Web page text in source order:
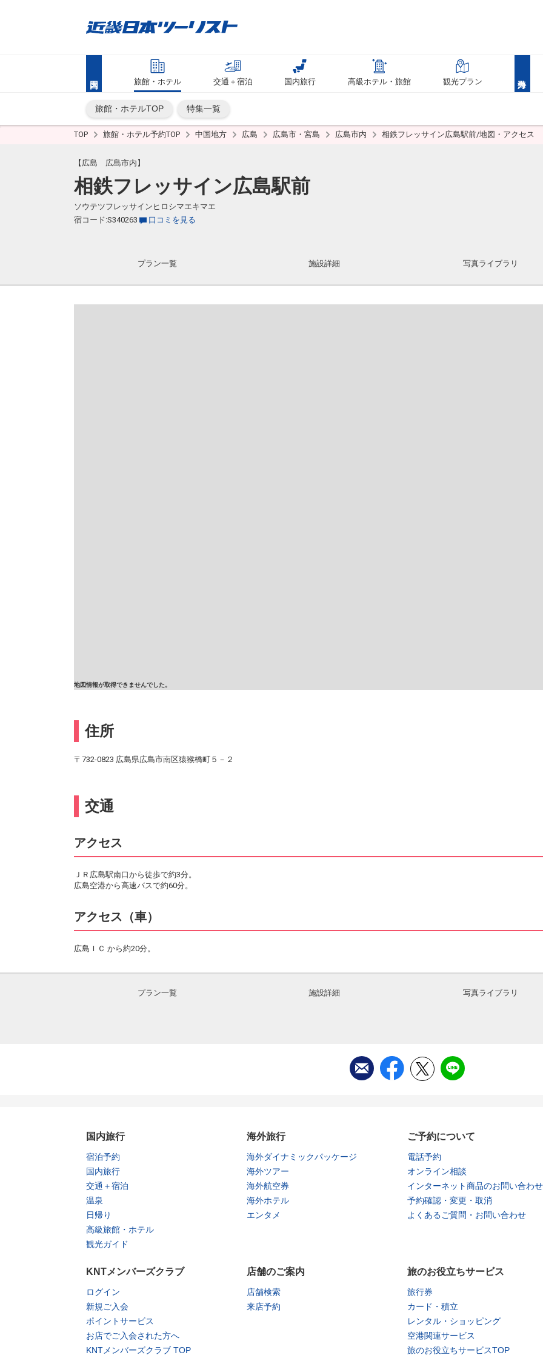
旅館・ホテル 交通＋宿泊 国内旅行 高級ホテル・旅館 観光プラン
旅館・ホテルTOP 特集一覧
TOP 旅館・ホテル予約TOP 中国地方 広島 広島市・宮島 広島市内 相鉄フレッサイン広島駅前/地図・アクセス
【広島 広島市内】
相鉄フレッサイン広島駅前
ソウテツフレッサインヒロシマエキマエ
宿コード:S340263
口コミを見る
プラン一覧 施設詳細 写真ライブラリ
地図情報が取得できませんでした。
住所
〒732-0823 広島県広島市南区猿猴橋町５－２
交通
アクセス
ＪＲ広島駅南口から徒歩で約3分。
広島空港から高速バスで約60分。
アクセス（車）
広島ＩＣ から約20分。
プラン一覧 施設詳細 写真ライブラリ
国内旅行
宿泊予約
国内旅行
交通＋宿泊
温泉
日帰り
高級旅館・ホテル
観光ガイド
海外旅行
海外ダイナミックパッケージ
海外ツアー
海外航空券
海外ホテル
エンタメ
ご予約について
電話予約
オンライン相談
インターネット商品のお問い合わせ
予約確認・変更・取消
よくあるご質問・お問い合わせ
KNTメンバーズクラブ
ログイン
新規ご入会
ポイントサービス
お店でご入会された方へ
KNTメンバーズクラブ TOP
店舗のご案内
店舗検索
来店予約
旅のお役立ちサービス
旅行券
カード・積立
レンタル・ショッピング
空港関連サービス
旅のお役立ちサービスTOP